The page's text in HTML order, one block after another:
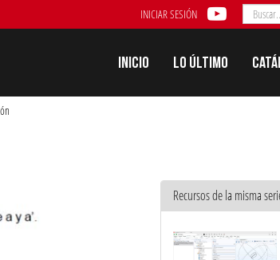
INICIAR SESIÓN
Inicio Lo último
Recursos de la misma